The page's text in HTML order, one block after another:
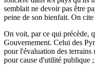
semblait ne devoir pas être
peine de son bienfait. On
On voit, par ce qui précède,
Gouvernement. Celui des
pour l'évaluation des terrains
pour cause d'utilité publique